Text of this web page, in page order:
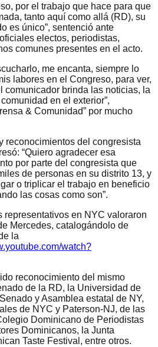
por el trabajo que hace para que
tanto aquí como allá (RD), su
es único”, sentenció ante
electos, periodistas,
comunes presentes en el acto.
me encanta, siempre lo
labores en el Congreso, para ver,
comunicador brinda las noticias, la
en el exterior”,
& Comunidad” por mucho
reconocimientos del congresista
“Quiero agradecer esa
por parte del congresista que
de personas en su distrito 13, y
o triplicar el trabajo en beneficio
las cosas como son”.
representativos en NYC valoraron
Mercedes, catalogándolo de
la
watch?
reconocimiento del mismo
de la RD, la Universidad de
y Asamblea estatal de NY,
de NYC y Paterson-NJ, de las
Dominicano de Periodistas
Dominicanos, la Junta
Taste Festival, entre otros.